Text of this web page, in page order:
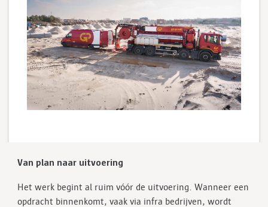
Van plan naar uitvoering
Het werk begint al ruim vóór de uitvoering. Wanneer een
opdracht binnenkomt, vaak via infra bedrijven, wordt